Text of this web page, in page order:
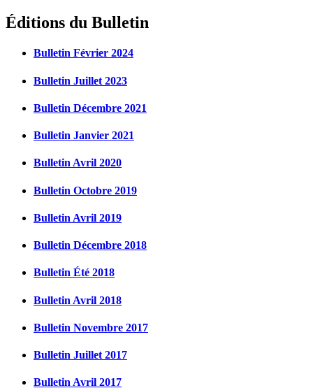
Éditions du Bulletin
Bulletin Février 2024
Bulletin Juillet 2023
Bulletin Décembre 2021
Bulletin Janvier 2021
Bulletin Avril 2020
Bulletin Octobre 2019
Bulletin Avril 2019
Bulletin Décembre 2018
Bulletin Été 2018
Bulletin Avril 2018
Bulletin Novembre 2017
Bulletin Juillet 2017
Bulletin Avril 2017